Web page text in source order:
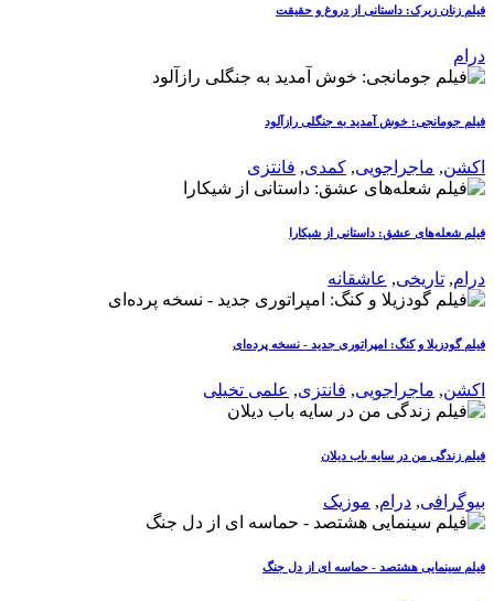
فیلم زنان زیرک: داستانی از دروغ و حقیقت
درام
فیلم جومانجی: خوش آمدید به جنگلی رازآلود
اکشن, ماجراجویی, کمدی, فانتزی
فیلم شعله‌های عشق: داستانی از شیکارا
درام, تاریخی, عاشقانه
فیلم گودزیلا و کنگ: امپراتوری جدید - نسخه پرده‌ای
اکشن, ماجراجویی, فانتزی, علمی تخیلی
فیلم زندگی من در سایه باب دیلان
بیوگرافی, درام, موزیک
فیلم سینمایی هشتصد - حماسه ای از دل جنگ